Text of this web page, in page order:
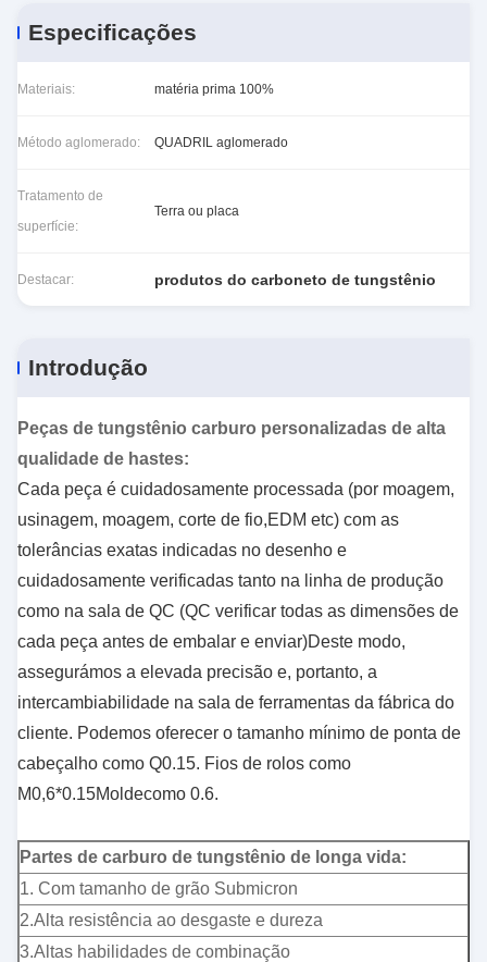
Especificações
Materiais: matéria prima 100%
Método aglomerado: QUADRIL aglomerado
Tratamento de
superfície:
Terra ou placa
Destacar: produtos do carboneto de tungstênio
Introdução
Peças de tungstênio carburo personalizadas de alta
qualidade de hastes:
Cada peça é cuidadosamente processada (por moagem,
usinagem, moagem, corte de fio,EDM etc) com as
tolerâncias exatas indicadas no desenho e
cuidadosamente verificadas tanto na linha de produção
como na sala de QC (QC verificar todas as dimensões de
cada peça antes de embalar e enviar)Deste modo,
assegurámos a elevada precisão e, portanto, a
intercambiabilidade na sala de ferramentas da fábrica do
cliente. Podemos oferecer o tamanho mínimo de ponta de
cabeçalho como Q0.15. Fios de rolos como
M0,6*0.15Moldecomo 0.6.
Partes de carburo de tungstênio de longa vida:
1. Com tamanho de grão Submicron
2.Alta resistência ao desgaste e dureza
3.Altas habilidades de combinação